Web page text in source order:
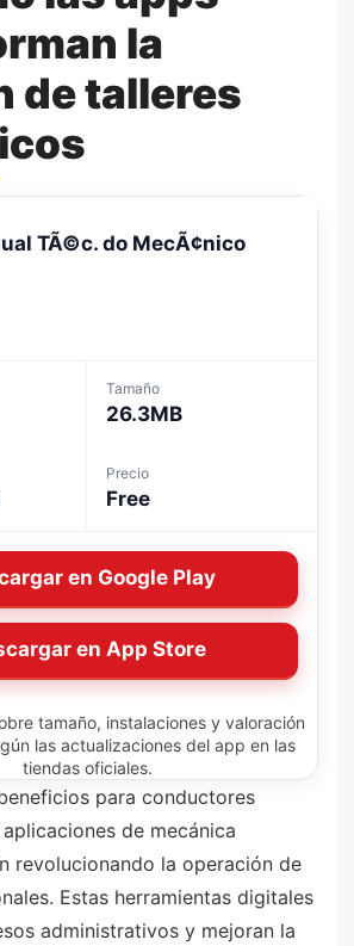
la
de talleres
TÃ©c. do MecÃ¢nico
Tamaño
26.3MB
Precio
Free
en Google Play
en App Store
tamaño, instalaciones y valoración
las actualizaciones del app en las
tiendas oficiales.
para conductores
de mecánica
revolucionando la operación de
Estas herramientas digitales
administrativos y mejoran la